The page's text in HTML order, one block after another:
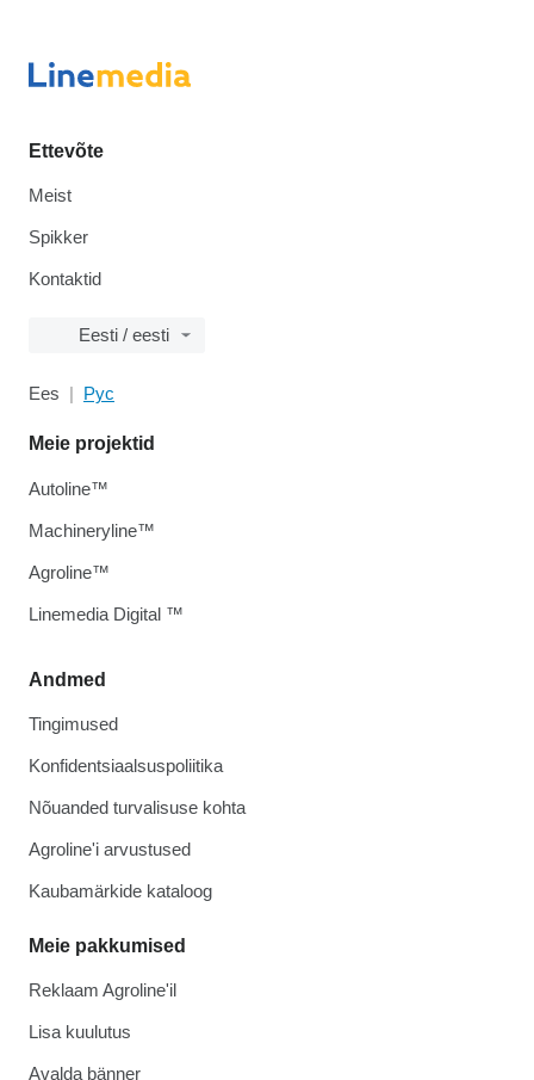
Ettevõte
Meist
Spikker
Kontaktid
Eesti / eesti
Ees Рус
Andmed
Tingimused
Konfidentsiaalsuspoliitika
Nõuanded turvalisuse kohta
Agroline'i arvustused
Kaubamärkide kataloog
Meie pakkumised
Reklaam Agroline'il
Lisa kuulutus
Avalda bänner
Meie projektid
Autoline™
Machineryline™
Agroline™
Linemedia Digital ™